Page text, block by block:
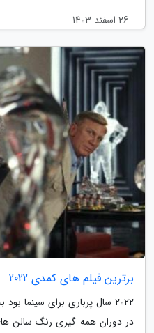
26 اسفند 1403
برترین فیلم های کمدی 2022
2022 سال پرباری برای سینما
در دوران همه گیری رنگ سالن